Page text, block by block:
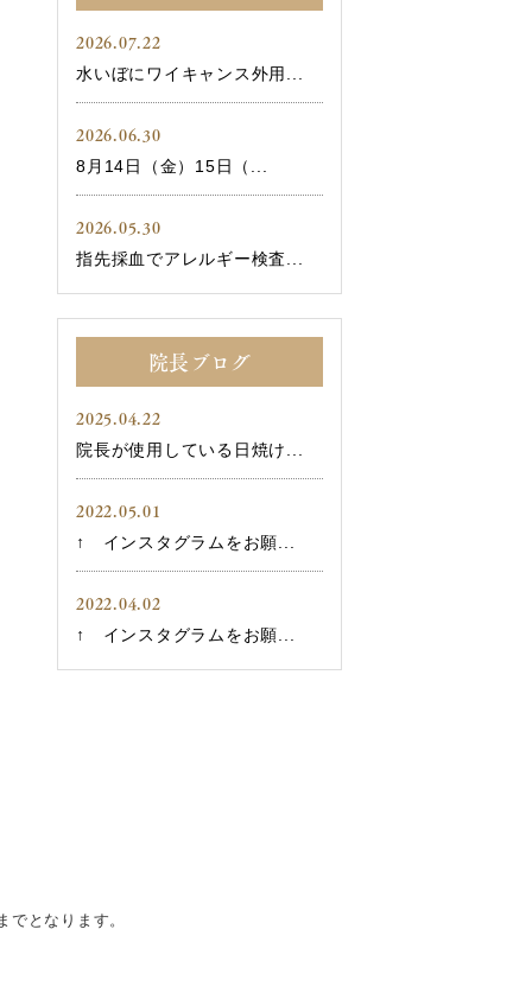
2026.07.22
水いぼにワイキャンス外用...
2026.06.30
8月14日（金）15日（...
2026.05.30
指先採血でアレルギー検査...
院長ブログ
2025.04.22
院長が使用している日焼け...
2022.05.01
↑ インスタグラムをお願...
2022.04.02
↑ インスタグラムをお願...
となります。